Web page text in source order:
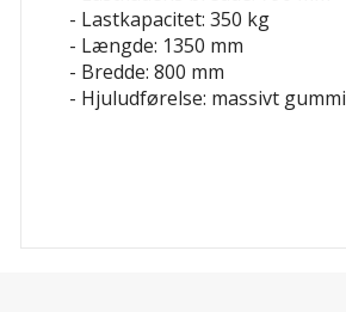
- Lastkapacitet: 350 kg
- Længde: 1350 mm
- Bredde: 800 mm
- Hjuludførelse: massivt gummi